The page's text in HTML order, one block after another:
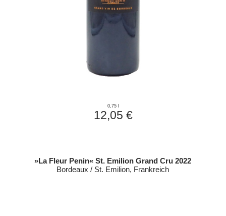
0,75 l
12,05 €
»La Fleur Penin« St. Emilion Grand Cru 2022
Bordeaux / St. Emilion, Frankreich